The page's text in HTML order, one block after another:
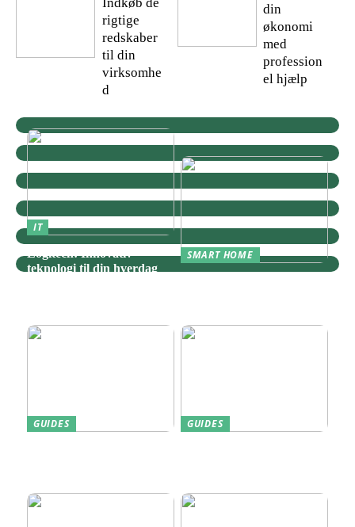
rigtige
redskaber
til din
virksomhe
d
din
økonomi
med
profession
el hjælp
IT
Logitech: Innovativ
teknologi til din hverdag
SMART HOME
GUIDES
GUIDES